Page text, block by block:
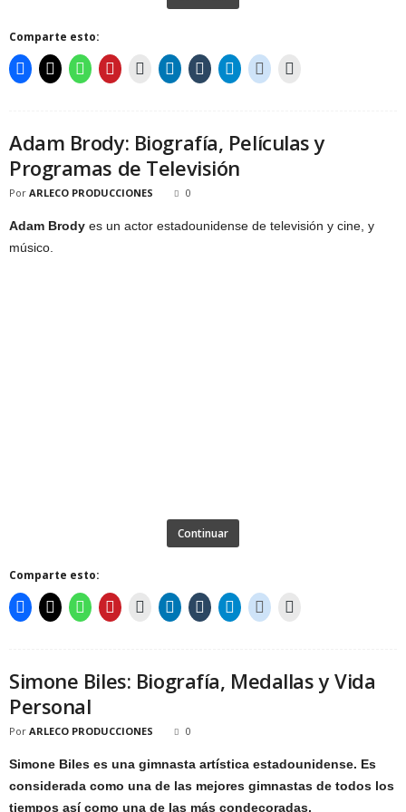
Comparte esto:
Adam Brody: Biografía, Películas y
Programas de Televisión
Por ARLECO PRODUCCIONES 0
Adam Brody es un actor estadounidense de televisión y cine, y
músico.
Continuar
Comparte esto:
Simone Biles: Biografía, Medallas y Vida
Personal
Por ARLECO PRODUCCIONES 0
Simone Biles es una gimnasta artística estadounidense. Es
considerada como una de las mejores gimnastas de todos los
tiempos así como una de las más condecoradas.